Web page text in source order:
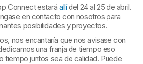
Connect estaráallídel 24 al 25 de abril.
en contacto con nosotros para
posibilidades y proyectos.
nos encantaría que nos avisase con
una franja de tiempo eso
tiempo juntos sea de calidad. Puede